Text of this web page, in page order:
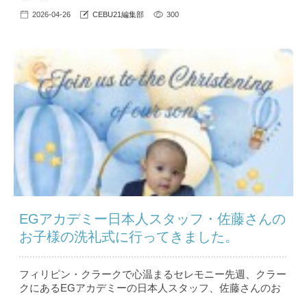
2026-04-26 CEBU21編集部 300
EGアカデミー日本人スタッフ・佐藤さんの
お子様の洗礼式に行ってきました。
フィリピン・クラークで心温まるセレモニー先週、クラー
クにあるEGアカデミーの日本人スタッフ、佐藤さんのお